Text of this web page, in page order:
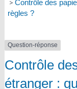
> Contrôle des
règles ?
Question-réponse
Contrôle
étranger :